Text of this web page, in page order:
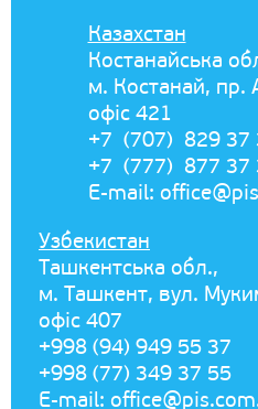
Казахстан
Костанайська
м. Костанай, пр.
офіс 421
+7 (707) 829 37
+7 (777) 877 37
E-mail:
Узбекистан
Ташкентська обл.,
м. Ташкент, вул.
офіс 407
+998 (94) 949 55 37
+998 (77) 349 37 55
E-mail: